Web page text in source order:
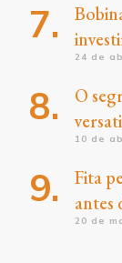
24 de
O
10 de
Fita
antes
20 de